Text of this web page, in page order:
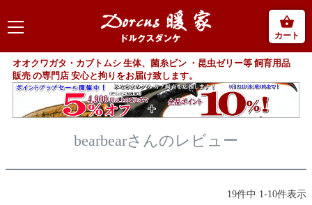
カート
オオクワガタ・カブトムシ 生体、菌糸ビン ・昆虫ゼリー等 飼育用品
販売 の専門店 安心と拘りをお届け致します。
bearbearさんのレビュー
19件中 1 -10件表示